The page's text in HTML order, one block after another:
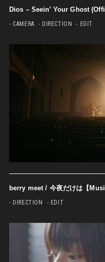
Dios – Seein’ Your Ghost
- CAMERA - DIRECTION - EDIT
berry meet / 今夜だけは【
- DIRECTION - EDIT